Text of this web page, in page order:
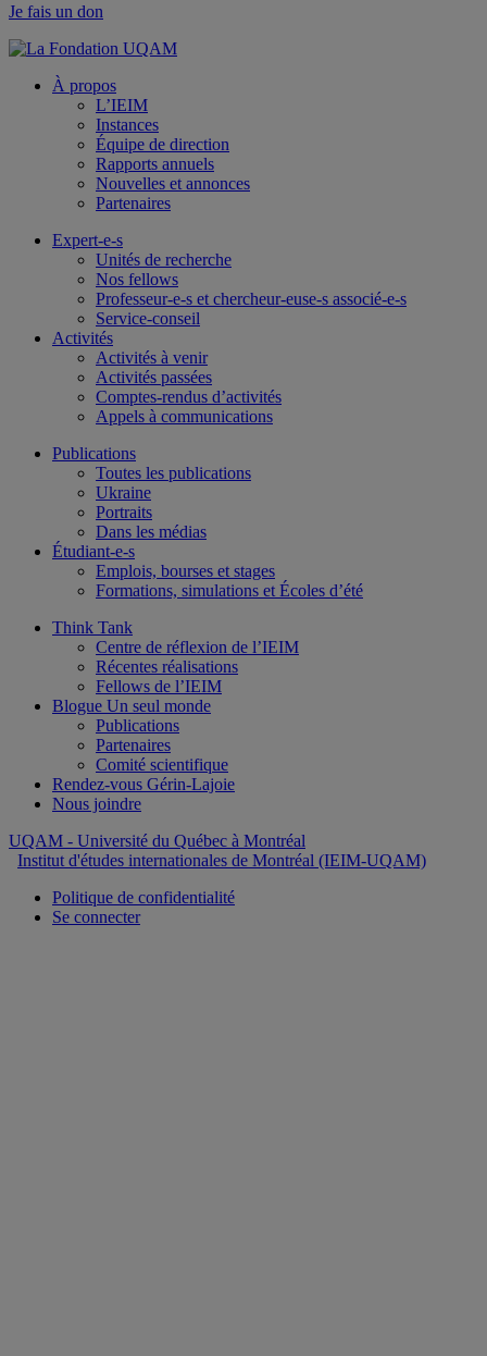
Je fais un don
À propos
L’IEIM
Instances
Équipe de direction
Rapports annuels
Nouvelles et annonces
Partenaires
Expert-e-s
Unités de recherche
Nos fellows
Professeur-e-s et chercheur-euse-s associé-e-s
Service-conseil
Activités
Activités à venir
Activités passées
Comptes-rendus d’activités
Appels à communications
Publications
Toutes les publications
Ukraine
Portraits
Dans les médias
Étudiant-e-s
Emplois, bourses et stages
Formations, simulations et Écoles d’été
Think Tank
Centre de réflexion de l’IEIM
Récentes réalisations
Fellows de l’IEIM
Blogue Un seul monde
Publications
Partenaires
Comité scientifique
Rendez-vous Gérin-Lajoie
Nous joindre
UQAM - Université du Québec à Montréal
Institut d'études internationales de Montréal (IEIM-UQAM)
Politique de confidentialité
Se connecter